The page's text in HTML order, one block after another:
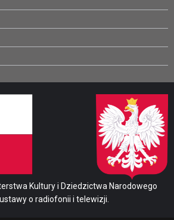
Kultury i Dziedzictwa Narodowego
o radiofonii i telewizji.